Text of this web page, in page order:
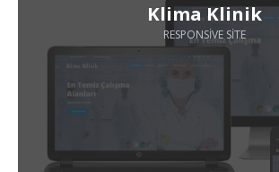
Klima Klinik
RESPONSIVE SITE